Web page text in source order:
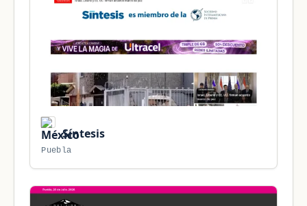
Síntesis
Puebla